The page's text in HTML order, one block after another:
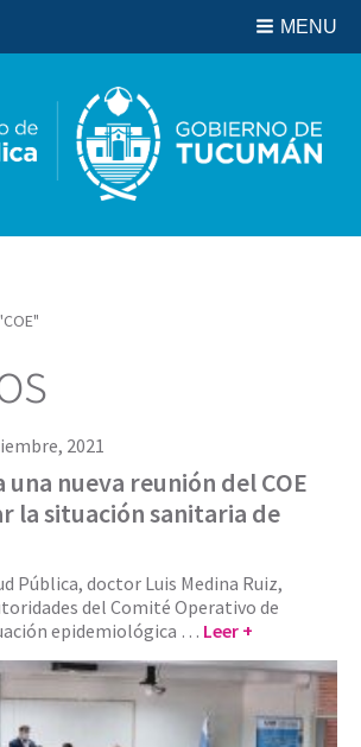
Biblioteca
MENU
2021
una nueva reunión del COE
la situación sanitaria de
Pública, doctor Luis Medina Ruiz,
del Comité Operativo de
epidemiológica … Leer +